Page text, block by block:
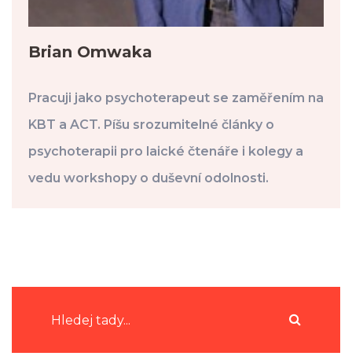
Brian Omwaka
Pracuji jako psychoterapeut se zaměřením na
KBT a ACT. Píšu srozumitelné články o
psychoterapii pro laické čtenáře i kolegy a
vedu workshopy o duševní odolnosti.